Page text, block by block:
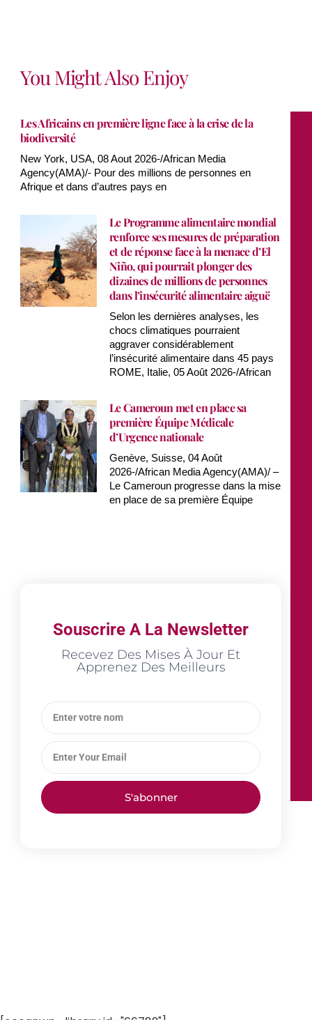
You Might Also Enjoy
Les Africains en première ligne face à la crise de la
biodiversité
New York, USA, 08 Aout 2026-/African Media
Agency(AMA)/- Pour des millions de personnes en
Afrique et dans d’autres pays en
Le Programme alimentaire mondial
renforce ses mesures de préparation
et de réponse face à la menace d’El
Niño, qui pourrait plonger des
dizaines de millions de personnes
dans l’insécurité alimentaire aiguë
Selon les dernières analyses, les
chocs climatiques pourraient
aggraver considérablement
l’insécurité alimentaire dans 45 pays
ROME, Italie, 05 Août 2026-/African
Le Cameroun met en place sa
première Équipe Médicale
d’Urgence nationale
Genève, Suisse, 04 Août
2026-/African Media Agency(AMA)/ –
Le Cameroun progresse dans la mise
en place de sa première Équipe
Souscrire A La Newsletter
Recevez Des Mises À Jour Et
Apprenez Des Meilleurs
S'abonner